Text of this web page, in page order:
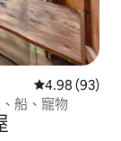
從 93 則評價
4.98 (93)
船、寵物